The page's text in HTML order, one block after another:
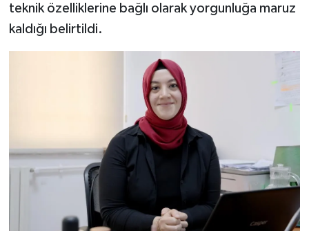
teknik özelliklerine bağlı olarak yorgunluğa maruz
kaldığı belirtildi.